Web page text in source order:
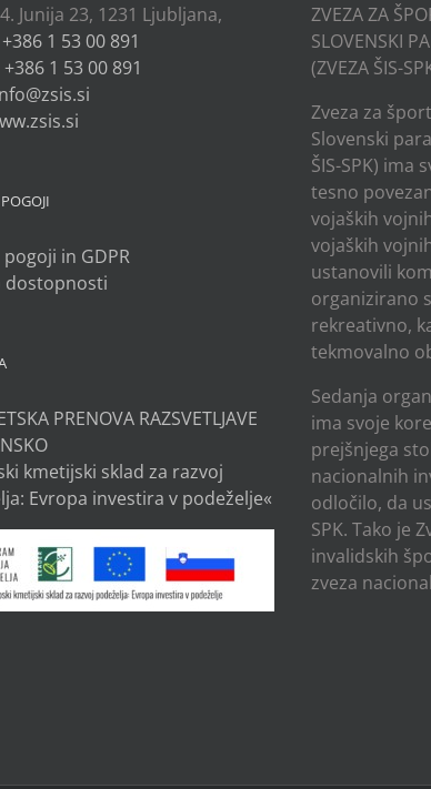
Junija 23, 1231 Ljubljana,
+386 1 53 00 891
+386 1 53 00 891
in GDPR
dostopnosti
PRENOVA RAZSVETLJAVE
kmetijski sklad za razvoj
Evropa investira v podeželje«
ZVEZA ZA
SLOVENSKI
(ZVEZA ŠIS-
Zveza za
Slovenski
ŠIS-SPK) ima
tesno
vojaških
vojaških
ustanovili
organizirano
rekreativno,
tekmovalno
Sedanja
ima svoje
prejšnjega
nacionalnih
odločilo, da
SPK. Tako je
invalidskih
zveza